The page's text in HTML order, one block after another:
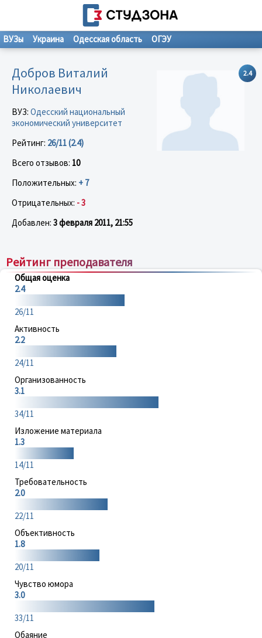
ВУЗы Украина Одесская область ОГЭУ
2.4
Добров Виталий
Николаевич
ВУЗ: Одесский национальный
экономический университет
Рейтинг: 26/11 (2.4)
Всего отзывов: 10
Положительных: + 7
Отрицательных: - 3
Добавлен: 3 февраля 2011, 21:55
Рейтинг преподавателя
Общая оценка
2.4
26/11
Активность
2.2
24/11
Организованность
3.1
34/11
Изложение материала
1.3
14/11
Требовательность
2.0
22/11
Объективность
1.8
20/11
Чувство юмора
3.0
33/11
Обаяние